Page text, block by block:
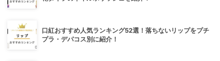
口紅おすすめ人気ランキング52選！落ちないリップをプチ
プラ・デパコス別に紹介！